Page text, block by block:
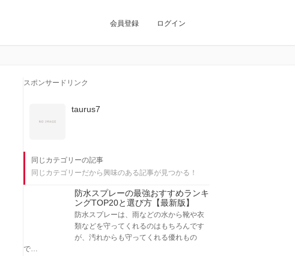
会員登録 ログイン
スポンサードリンク
taurus7
同じカテゴリーの記事
同じカテゴリーだから興味のある記事が見つかる！
防水スプレーの最強おすすめランキ
ングTOP20と選び方【最新版】
防水スプレーは、雨などの水から靴や衣
類などを守ってくれるのはもちろんです
が、汚れからも守ってくれる優れもの
で…